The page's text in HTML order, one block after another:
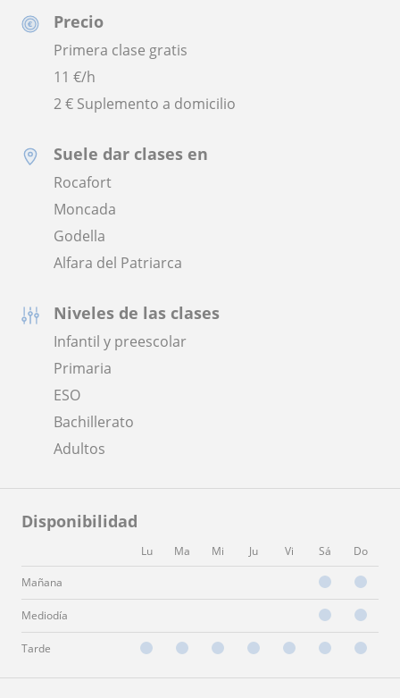
Precio
Primera clase gratis
11 €/h
2 € Suplemento a domicilio
Suele dar clases en
Rocafort
Moncada
Godella
Alfara del Patriarca
Niveles de las clases
Infantil y preescolar
Primaria
ESO
Bachillerato
Adultos
Disponibilidad
Lu Ma Mi Ju Vi Sá Do
Mañana
Mediodía
Tarde